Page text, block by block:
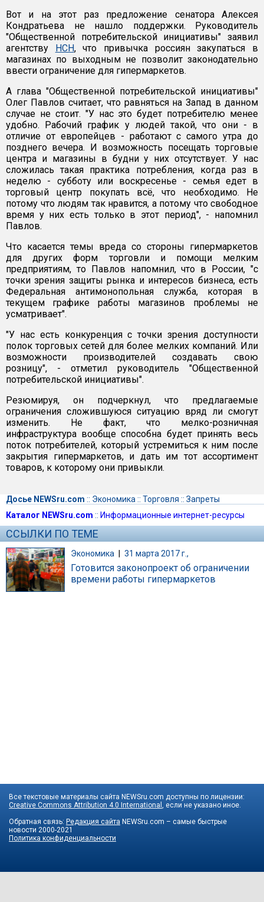
Вот и на этот раз предложение сенатора Алексея
Кондратьева не нашло поддержки. Руководитель
"Общественной потребительской инициативы" заявил
агентству НСН, что привычка россиян закупаться в
магазинах по выходным не позволит законодательно
ввести ограничение для гипермаркетов.
А глава "Общественной потребительской инициативы"
Олег Павлов считает, что равняться на Запад в данном
случае не стоит. "У нас это будет потребителю менее
удобно. Рабочий график у людей такой, что они - в
отличие от европейцев - работают с самого утра до
позднего вечера. И возможность посещать торговые
центра и магазины в будни у них отсутствует. У нас
сложилась такая практика потребления, когда раз в
неделю - субботу или воскресенье - семья едет в
торговый центр покупать всё, что необходимо. Не
потому что людям так нравится, а потому что свободное
время у них есть только в этот период", - напомнил
Павлов.
Что касается темы вреда со стороны гипермаркетов
для других форм торговли и помощи мелким
предприятиям, то Павлов напомнил, что в России, "с
точки зрения защиты рынка и интересов бизнеса, есть
Федеральная антимонопольная служба, которая в
текущем графике работы магазинов проблемы не
усматривает".
"У нас есть конкуренция с точки зрения доступности
полок торговых сетей для более мелких компаний. Или
возможности производителей создавать свою
розницу", - отметил руководитель "Общественной
потребительской инициативы".
Резюмируя, он подчеркнул, что предлагаемые
ограничения сложившуюся ситуацию вряд ли смогут
изменить. Не факт, что мелко-розничная
инфраструктура вообще способна будет принять весь
поток потребителей, который устремиться к ним после
закрытия гипермаркетов, и дать им тот ассортимент
товаров, к которому они привыкли.
Досье NEWSru.com :: Экономика :: Торговля :: Запреты
Каталог NEWSru.com :: Информационные интернет-ресурсы
ССЫЛКИ ПО ТЕМЕ
Экономика | 31 марта 2017 г.,
Готовится законопроект об ограничении
времени работы гипермаркетов
Все текстовые материалы сайта NEWSru.com доступны по лицензии:
Creative Commons Attribution 4.0 International
, если не указано иное.
Обратная связь: Редакция сайта NEWSru.com – самые быстрые
новости 2000-2021
Политика конфиденциальности